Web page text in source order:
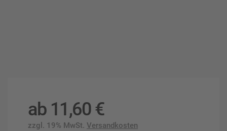
ab 11,60 €
zzgl. 19% MwSt. Versandkosten